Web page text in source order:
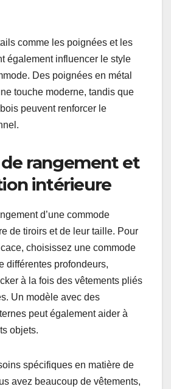
comme les poignées et les
également influencer le style
Des poignées en métal
touche moderne, tandis que
peuvent renforcer le
rangement et
intérieure
d’une commode
de tiroirs et de leur taille. Pour
choisissez une commode
différentes profondeurs,
à la fois des vêtements pliés
Un modèle avec des
peut également aider à
objets.
spécifiques en matière de
avez beaucoup de vêtements,